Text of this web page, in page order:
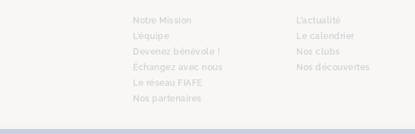
Notre Mission
L’équipe
Devenez bénévole !
Échangez avec nous
Le réseau FIAFE
Nos partenaires
L’actualité
Le calendrier
Nos clubs
Nos découvertes